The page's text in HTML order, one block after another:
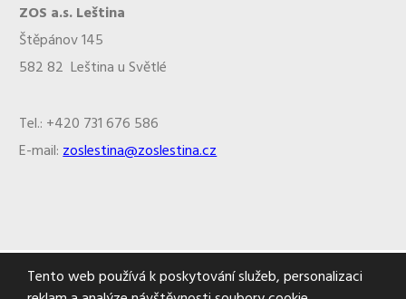
ZOS a.s. Leština
Štěpánov 145
582 82 Leština u Světlé
Tel.: +420 731 676 586
E-mail:zoslestina@zoslestina.cz
Tento web používá k poskytování služeb, personalizaci